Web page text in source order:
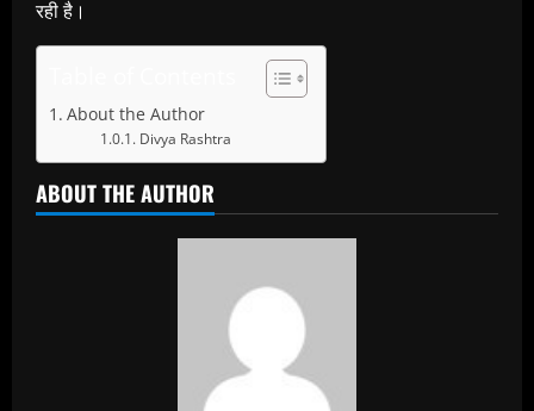
रही है।
About the Author
Divya Rashtra
ABOUT THE AUTHOR